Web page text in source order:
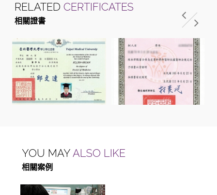
RELATED CERTIFICATES
相關證書
YOU MAYALSO LIKE
相關案例